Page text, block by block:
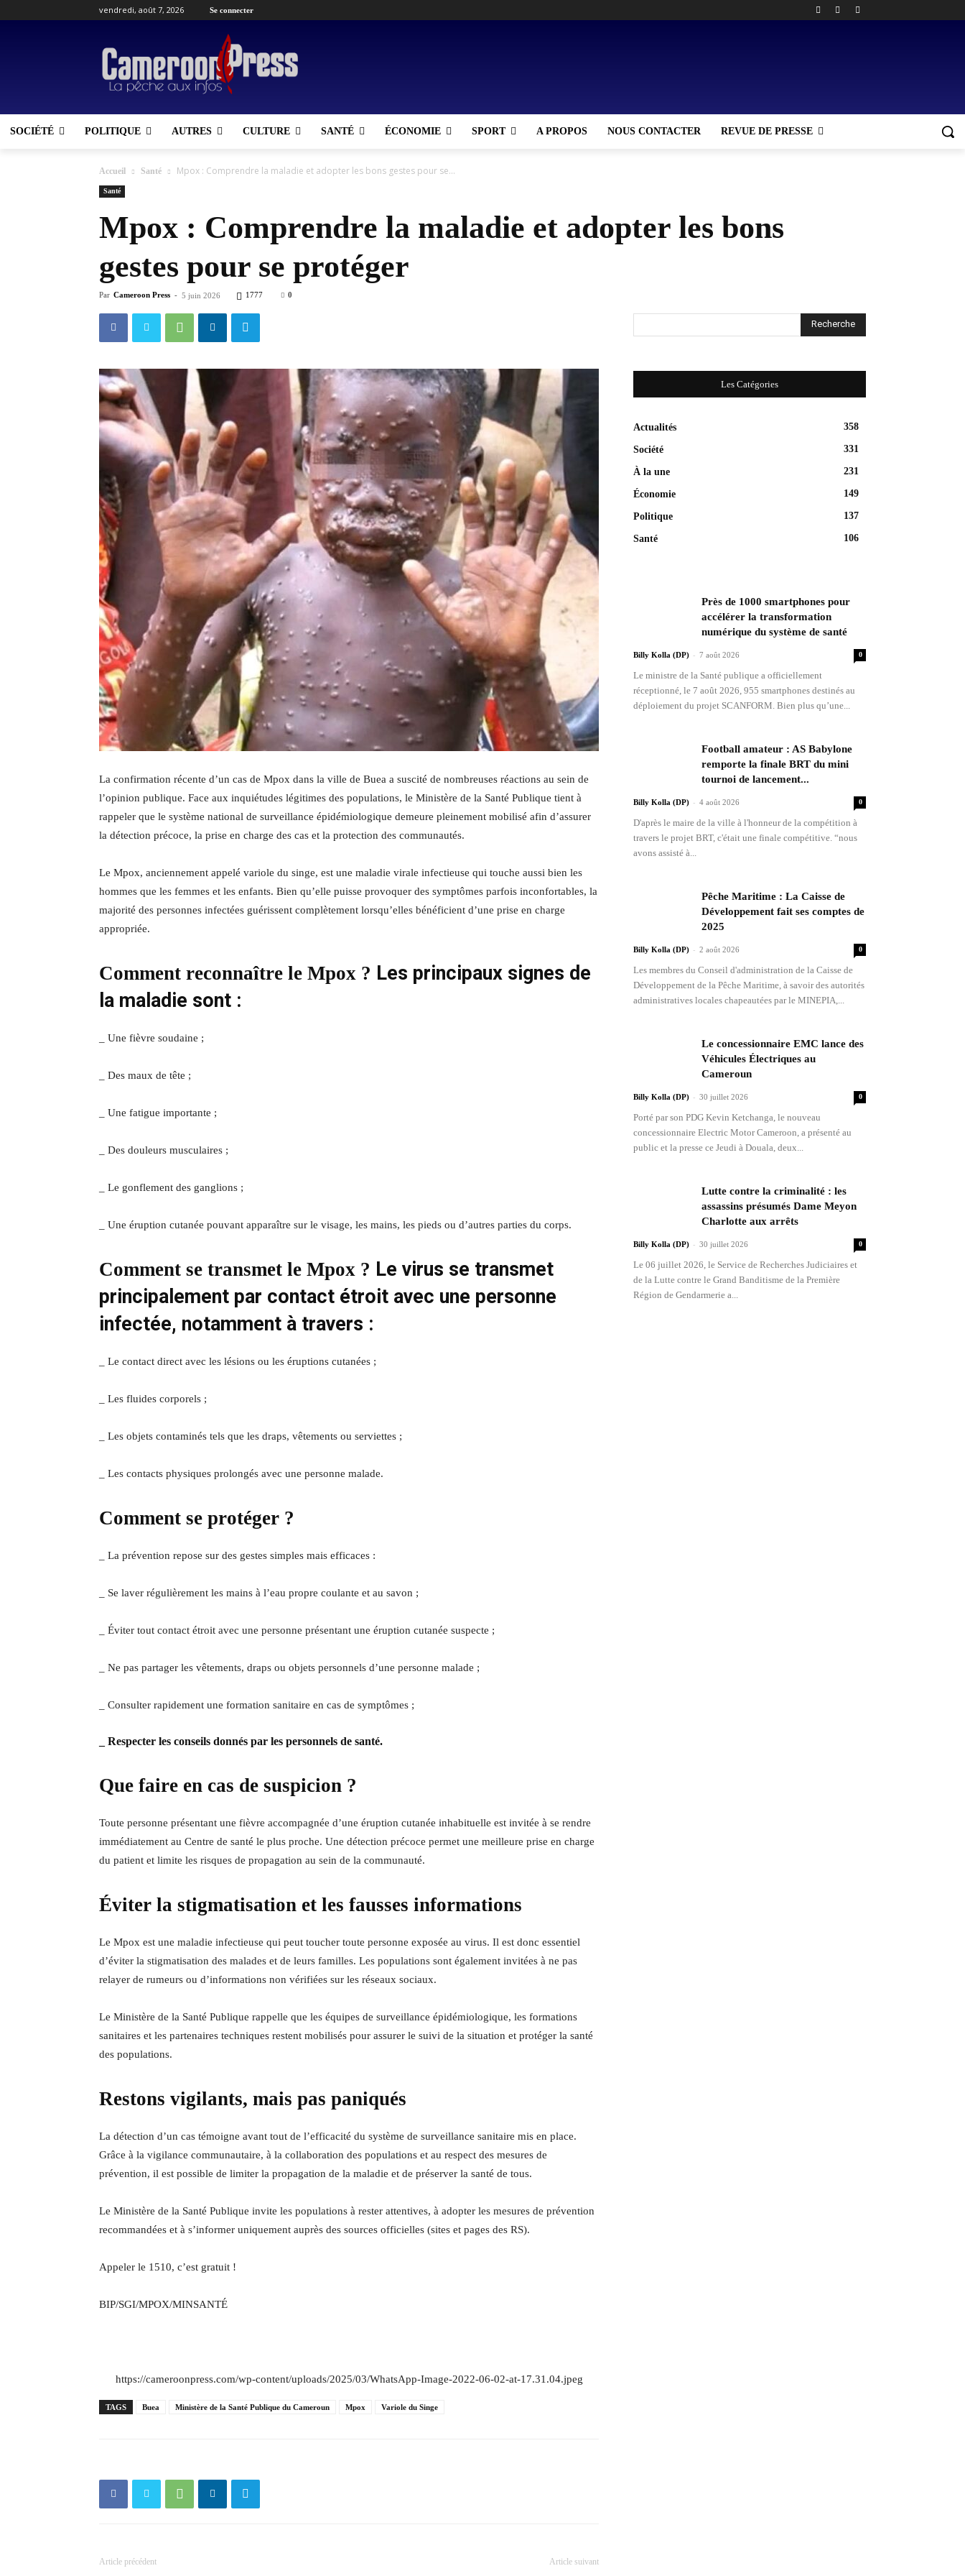
vendredi, août 7, 2026 Se connecter
SOCIÉTÉ POLITIQUE AUTRES CULTURE SANTÉ ÉCONOMIE SPORT A PROPOS NOUS CONTACTER REVUE DE PRESSE
Accueil Santé Mpox : Comprendre la maladie et adopter les bons gestes pour se...
Santé
Mpox : Comprendre la maladie et adopter les bons
gestes pour se protéger
Par Cameroon Press - 5 juin 2026 1777 0
La confirmation récente d’un cas de Mpox dans la ville de Buea a suscité de nombreuses réactions au sein de
l’opinion publique. Face aux inquiétudes légitimes des populations, le Ministère de la Santé Publique tient à
rappeler que le système national de surveillance épidémiologique demeure pleinement mobilisé afin d’assurer
la détection précoce, la prise en charge des cas et la protection des communautés.
Le Mpox, anciennement appelé variole du singe, est une maladie virale infectieuse qui touche aussi bien les
hommes que les femmes et les enfants. Bien qu’elle puisse provoquer des symptômes parfois inconfortables, la
majorité des personnes infectées guérissent complètement lorsqu’elles bénéficient d’une prise en charge
appropriée.
Comment reconnaître le Mpox ? Les principaux signes de
la maladie sont :
_ Une fièvre soudaine ;
_ Des maux de tête ;
_ Une fatigue importante ;
_ Des douleurs musculaires ;
_ Le gonflement des ganglions ;
_ Une éruption cutanée pouvant apparaître sur le visage, les mains, les pieds ou d’autres parties du corps.
Comment se transmet le Mpox ? Le virus se transmet
principalement par contact étroit avec une personne
infectée, notamment à travers :
_ Le contact direct avec les lésions ou les éruptions cutanées ;
_ Les fluides corporels ;
_ Les objets contaminés tels que les draps, vêtements ou serviettes ;
_ Les contacts physiques prolongés avec une personne malade.
Comment se protéger ?
_ La prévention repose sur des gestes simples mais efficaces :
_ Se laver régulièrement les mains à l’eau propre coulante et au savon ;
_ Éviter tout contact étroit avec une personne présentant une éruption cutanée suspecte ;
_ Ne pas partager les vêtements, draps ou objets personnels d’une personne malade ;
_ Consulter rapidement une formation sanitaire en cas de symptômes ;
_ Respecter les conseils donnés par les personnels de santé.
Que faire en cas de suspicion ?
Toute personne présentant une fièvre accompagnée d’une éruption cutanée inhabituelle est invitée à se rendre
immédiatement au Centre de santé le plus proche. Une détection précoce permet une meilleure prise en charge
du patient et limite les risques de propagation au sein de la communauté.
Éviter la stigmatisation et les fausses informations
Le Mpox est une maladie infectieuse qui peut toucher toute personne exposée au virus. Il est donc essentiel
d’éviter la stigmatisation des malades et de leurs familles. Les populations sont également invitées à ne pas
relayer de rumeurs ou d’informations non vérifiées sur les réseaux sociaux.
Le Ministère de la Santé Publique rappelle que les équipes de surveillance épidémiologique, les formations
sanitaires et les partenaires techniques restent mobilisés pour assurer le suivi de la situation et protéger la santé
des populations.
Restons vigilants, mais pas paniqués
La détection d’un cas témoigne avant tout de l’efficacité du système de surveillance sanitaire mis en place.
Grâce à la vigilance communautaire, à la collaboration des populations et au respect des mesures de
prévention, il est possible de limiter la propagation de la maladie et de préserver la santé de tous.
Le Ministère de la Santé Publique invite les populations à rester attentives, à adopter les mesures de prévention
recommandées et à s’informer uniquement auprès des sources officielles (sites et pages des RS).
Appeler le 1510, c’est gratuit !
BIP/SGI/MPOX/MINSANTÉ
https://cameroonpress.com/wp-content/uploads/2025/03/WhatsApp-Image-2022-06-02-at-17.31.04.jpeg
TAGS Buea Ministère de la Santé Publique du Cameroun Mpox Variole du Singe
Article précédent Article suivant
Les Catégories
Actualités 358
Société 331
À la une 231
Économie 149
Politique 137
Santé 106
Près de 1000 smartphones pour
accélérer la transformation
numérique du système de santé
Billy Kolla (DP) - 7 août 2026 0
Le ministre de la Santé publique a officiellement
réceptionné, le 7 août 2026, 955 smartphones destinés au
déploiement du projet SCANFORM. Bien plus qu’une...
Football amateur : AS Babylone
remporte la finale BRT du mini
tournoi de lancement...
Billy Kolla (DP) - 4 août 2026 0
D'après le maire de la ville à l'honneur de la compétition à
travers le projet BRT, c'était une finale compétitive. “nous
avons assisté à...
Pêche Maritime : La Caisse de
Développement fait ses comptes de
2025
Billy Kolla (DP) - 2 août 2026 0
Les membres du Conseil d'administration de la Caisse de
Développement de la Pêche Maritime, à savoir des autorités
administratives locales chapeautées par le MINEPIA,...
Le concessionnaire EMC lance des
Véhicules Électriques au
Cameroun
Billy Kolla (DP) - 30 juillet 2026 0
Porté par son PDG Kevin Ketchanga, le nouveau
concessionnaire Electric Motor Cameroon, a présenté au
public et la presse ce Jeudi à Douala, deux...
Lutte contre la criminalité : les
assassins présumés Dame Meyon
Charlotte aux arrêts
Billy Kolla (DP) - 30 juillet 2026 0
Le 06 juillet 2026, le Service de Recherches Judiciaires et
de la Lutte contre le Grand Banditisme de la Première
Région de Gendarmerie a...